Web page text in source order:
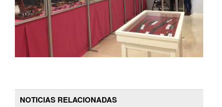
NOTICIAS RELACIONADAS